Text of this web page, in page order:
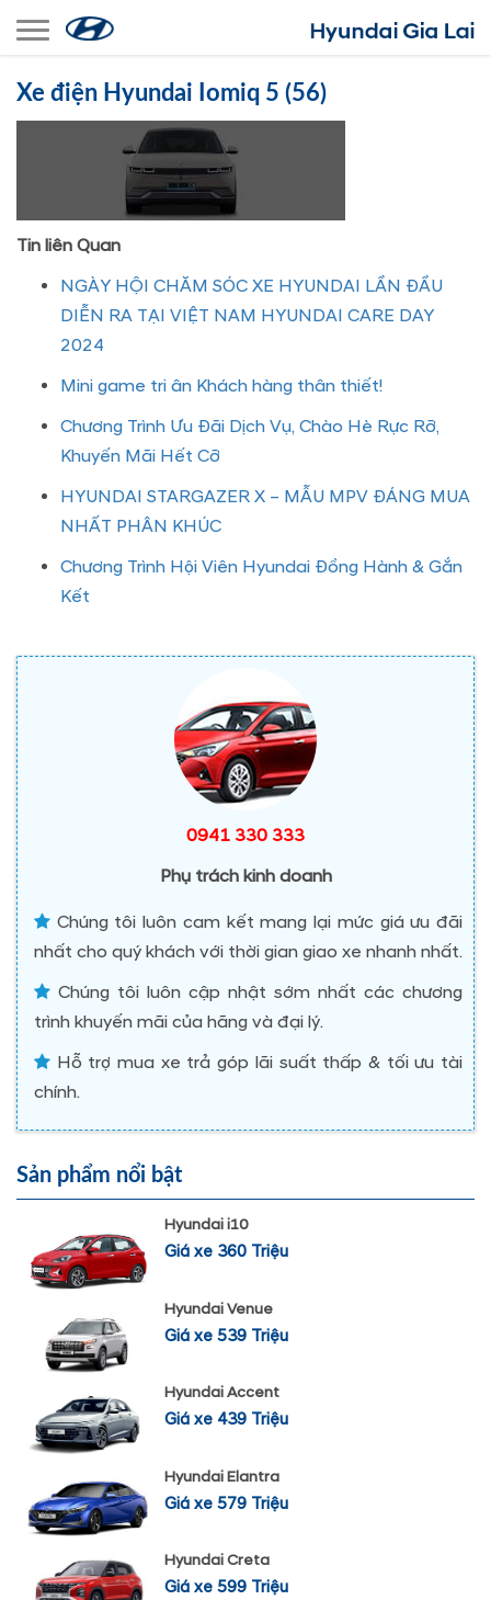
Toggle navigation
Xe điện Hyundai Iomiq 5 (56)
Tin liên Quan
NGÀY HỘI CHĂM SÓC XE HYUNDAI LẦN ĐẦU
DIỄN RA TẠI VIỆT NAM HYUNDAI CARE DAY
2024
Mini game tri ân Khách hàng thân thiết!
Chương Trình Ưu Đãi Dịch Vụ, Chào Hè Rực Rỡ,
Khuyến Mãi Hết Cỡ
HYUNDAI STARGAZER X – MẪU MPV ĐÁNG MUA
NHẤT PHÂN KHÚC
Chương Trình Hội Viên Hyundai Đồng Hành & Gắn
Kết
0941 330 333
Phụ trách kinh doanh
Chúng tôi luôn cam kết mang lại mức giá ưu đãi
nhất cho quý khách với thời gian giao xe nhanh nhất.
Chúng tôi luôn cập nhật sớm nhất các chương
trình khuyến mãi của hãng và đại lý.
Hỗ trợ mua xe trả góp lãi suất thấp & tối ưu tài
chính.
Sản phẩm nổi bật
Hyundai i10
Giá xe 360 Triệu
Hyundai Venue
Giá xe 539 Triệu
Hyundai Accent
Giá xe 439 Triệu
Hyundai Elantra
Giá xe 579 Triệu
Hyundai Creta
Giá xe 599 Triệu